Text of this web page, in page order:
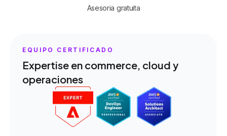
Asesoria gratuita
EQUIPO CERTIFICADO
Expertise en commerce, cloud y
operaciones